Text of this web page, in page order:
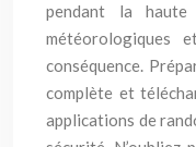
pendant la haute
météorologiques
conséquence.
complète et
applications de